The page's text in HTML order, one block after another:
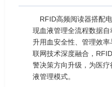
RFID高频阅读器搭配
现血液管理全流程数据
升用血安全性、管理效
联网技术深度融合，
警决策方向升级，为医
液管理模式。